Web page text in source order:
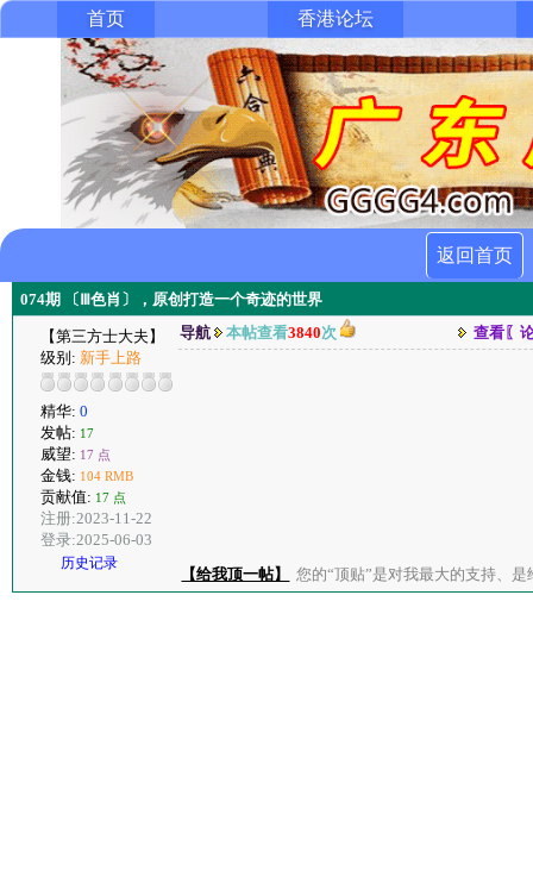
首页 香港论坛
返回首页
074期 〔Ⅲ色肖〕，原创打造一个奇迹的世界
【第三方士大夫】
级别: 新手上路
精华: 0
发帖: 17
威望: 17 点
金钱: 104 RMB
贡献值: 17 点
注册:2023-11-22
登录:2025-06-03
历史记录
导航 本帖查看3840次 查看〖
【给我顶一帖】 您的“顶贴”是对我最大的支持、